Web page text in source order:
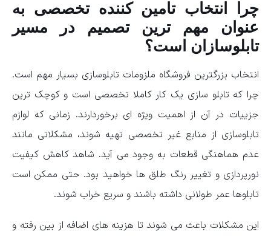
چرا انتخاب تامین کننده تخصصی به
عنوان مهم ترین تصمیم در مسیر
تابلوسازان است؟
انتخاب بزرگترین فروشگاه ملزومات تابلوسازی بسیار مهم است.
چرا که تابلو سازی یک کار کاملا تخصصی است و کوچک ترین
جزییات در آن از اهمیت ویژه ای برخوردارند. زمانی که لوازم
تابلوسازی از منابع غیر تخصصی تهیه شوند‌‌، مشکلاتی مانند
عدم هماهنگی قطعات به وجود می آید. شاهد کاهش کیفیت
نورپردازی و تغییر رنگ طلق ها خواهید بود. حتی ممکن است
تابلوها عمر طولانی داشته باشند و سریع خراب شوند.
این مشکلات باعث می شوند تا هزینه های اضافه از بین رفته و